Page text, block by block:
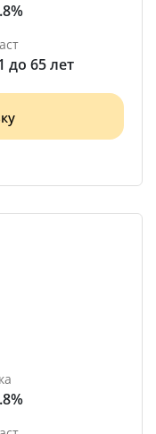
до 65 лет